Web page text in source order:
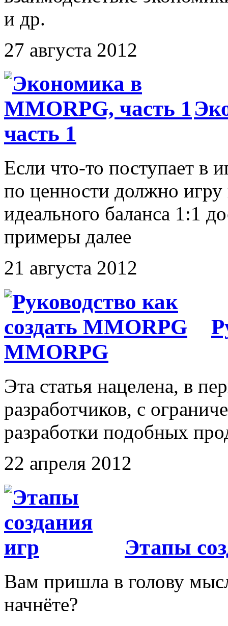
и др.
27 августа 2012
часть 1
Если что-то поступает в
по ценности должно
идеального баланса 1:1
примеры далее
21 августа 2012
MMORPG
Эта статья нацелена, в
разработчиков, с
разработки подобных
22 апреля 2012
Этапы
Вам пришла в голову
начнёте?